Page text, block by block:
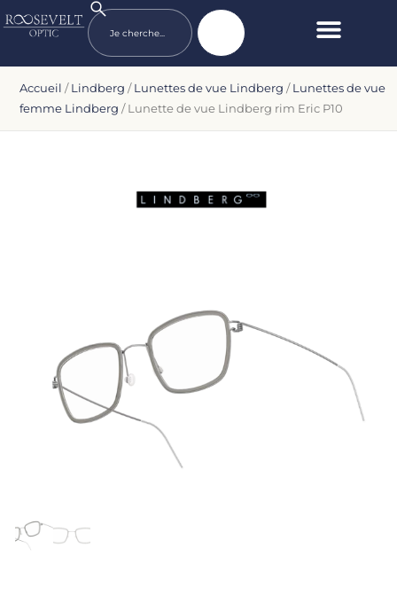
Accueil /Lindberg /Lunettes de vue Lindberg /Lunettes de vue
femme Lindberg / Lunette de vue Lindberg rim Eric P10